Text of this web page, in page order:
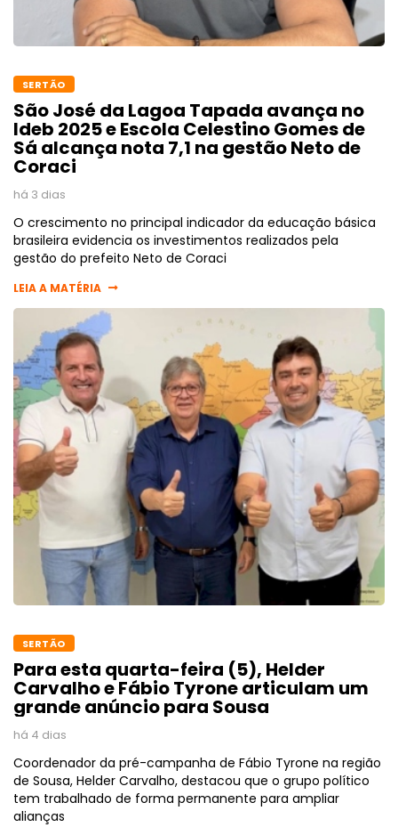
SERTÃO
São José da Lagoa Tapada avança no
Ideb 2025 e Escola Celestino Gomes de
Sá alcança nota 7,1 na gestão Neto de
Coraci
há 3 dias
O crescimento no principal indicador da educação básica
brasileira evidencia os investimentos realizados pela
gestão do prefeito Neto de Coraci
LEIA A MATÉRIA
SERTÃO
Para esta quarta-feira (5), Helder
Carvalho e Fábio Tyrone articulam um
grande anúncio para Sousa
há 4 dias
Coordenador da pré-campanha de Fábio Tyrone na região
de Sousa, Helder Carvalho, destacou que o grupo político
tem trabalhado de forma permanente para ampliar
alianças